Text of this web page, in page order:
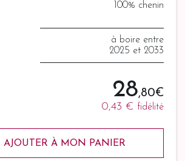
100% chenin
à boire entre
2025 et 2033
28,80 €
0,43 € fidélité
AJOUTER À MON PANIER